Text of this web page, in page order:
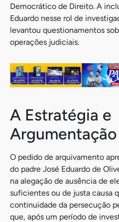
Democrático de Direito. A
Eduardo nesse rol de
levantou questionamentos
operações judiciais.
A Estratégia e
O pedido de arquivamento
do padre José Eduardo de
na alegação de ausência de
suficientes ou de justa causa
continuidade da persecução
que, após um período de